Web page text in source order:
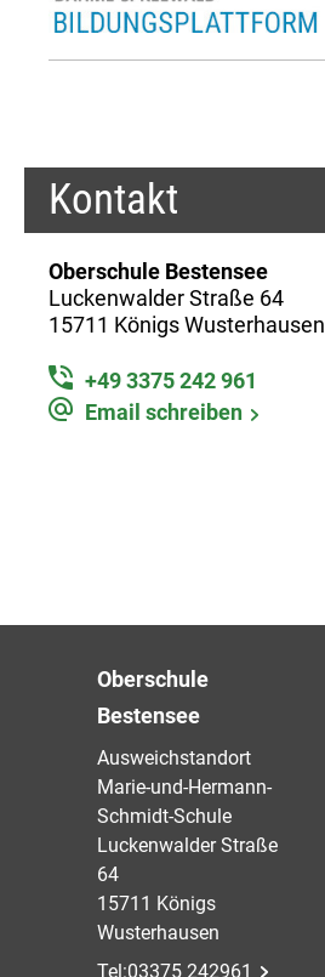
Kontakt
Oberschule Bestensee
Luckenwalder Straße 64
15711 Königs Wusterhausen
+49 3375 242 961
Email schreiben
Oberschule
Bestensee
Ausweichstandort
Marie-und-Hermann-
Schmidt-Schule
Luckenwalder Straße
64
15711 Königs
Wusterhausen
Tel:03375 242961